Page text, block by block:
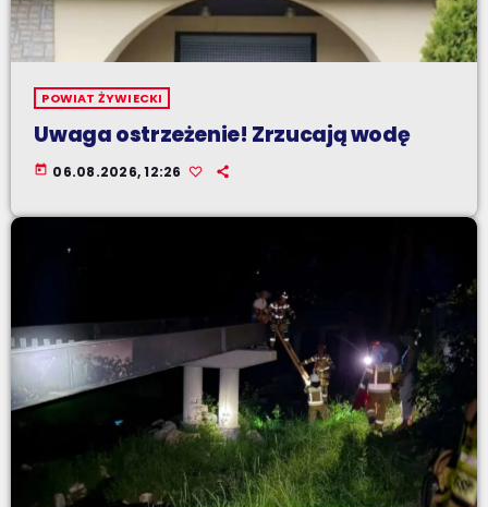
POWIAT ŻYWIECKI
Uwaga ostrzeżenie! Zrzucają wodę
today 06.08.2026, 12:26